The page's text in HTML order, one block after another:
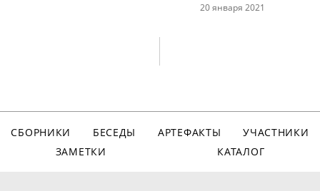
20 января 2021
СБОРНИКИ БЕСЕДЫ АРТЕФАКТЫ
УЧАСТНИКИ
ЗАМЕТКИ
КАТАЛОГ